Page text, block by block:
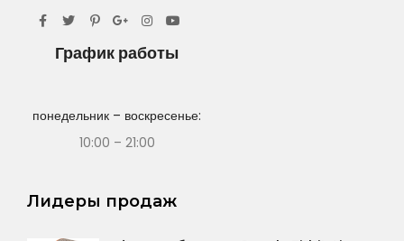
График работы
понедельник – воскресенье:
10:00 – 21:00
Лидеры продаж